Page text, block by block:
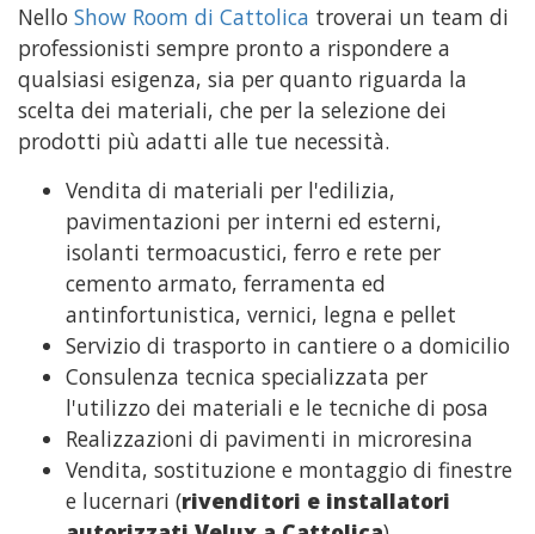
Nello Show Room di Cattolica troverai un team di
professionisti sempre pronto a rispondere a
qualsiasi esigenza, sia per quanto riguarda la
scelta dei materiali, che per la selezione dei
prodotti più adatti alle tue necessità.
Vendita di materiali per l'edilizia,
pavimentazioni per interni ed esterni,
isolanti termoacustici, ferro e rete per
cemento armato, ferramenta ed
antinfortunistica, vernici, legna e pellet
Servizio di trasporto in cantiere o a domicilio
Consulenza tecnica specializzata per
l'utilizzo dei materiali e le tecniche di posa
Realizzazioni di pavimenti in microresina
Vendita, sostituzione e montaggio di finestre
e lucernari (rivenditori e installatori